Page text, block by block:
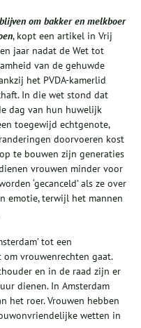
om bakker en melkboer
, kopt een artikel in Vrij
jaar nadat de Wet tot
van de gehuwde
het PVDA-kamerlid
In die wet stond dat
dag van hun huwelijk
toegewijd echtgenote,
doorvoeren kost
te bouwen zijn generaties
vrouwen minder voor
‘gecanceld’ als ze over
emotie, terwijl het mannen
tot een
vrouwenrechten gaat.
en in de raad zijn er
dienen. In Amsterdam
het roer. Vrouwen hebben
wetten in